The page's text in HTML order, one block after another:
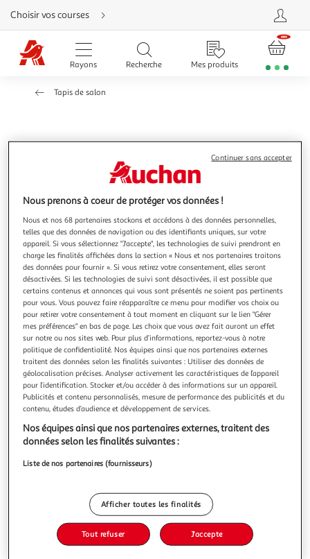
Aller
directement
au
contenu
Aller
directement
Aller
Choisir vos courses
Rayons Recherche Mes produits
Tapis de salon
Tapis Tissé Effet Métallique Spark Ivoire & Or
Hauteur : 8 mm (environ) Matières : Revêtement : 100%
Cuir Dos : 100% Coton Spécificités : Résistant & Robuste
Tapis déco Forme Rectangulaire Effet Métallique Faible
Peluche Entretien & Fabrication : Type de Fabrication : Fait
Main Id
En savoir +
Vous voulez connaître le prix de ce produit ?
Afficher le prix
Description
Caractéristiques
Avis clients(0)
Vos courses à domicile, en
drive ou click & collect
Paiement sécurisé en ligne
ou au retrait
Nous prenons à coeur de protéger vos données !
Nous et nos 68 partenaires stockons et accédons à des données personnelles,
telles que des données de navigation ou des identifiants uniques, sur votre
appareil. Si vous sélectionnez "J'accepte", les technologies de suivi prendront en
charge les finalités affichées dans la section « Nous et nos partenaires traitons
des données pour fournir ». Si vous retirez votre consentement, elles seront
désactivées. Si les technologies de suivi sont désactivées, il est possible que
certains contenus et annonces qui vous sont présentés ne soient pas pertinents
pour vous. Vous pouvez faire réapparaître ce menu pour modifier vos choix ou
pour retirer votre consentement à tout moment en cliquant sur le lien "Gérer
mes préférences" en bas de page. Les choix que vous avez fait auront un effet
sur notre ou nos sites web. Pour plus d’informations, reportez-vous à notre
politique de confidentialité. Nos équipes ainsi que nos partenaires externes
traitent des données selon les finalités suivantes : Utiliser des données de
géolocalisation précises. Analyser activement les caractéristiques de l’appareil
pour l’identification. Stocker et/ou accéder à des informations sur un appareil.
Publicités et contenu personnalisés, mesure de performance des publicités et du
contenu, études d’audience et développement de services.
Nos équipes ainsi que nos partenaires externes, traitent des
données selon les finalités suivantes :
Liste de nos partenaires (fournisseurs)
Afficher toutes les finalités
Tout refuser J'accepte
Continuer sans accepter